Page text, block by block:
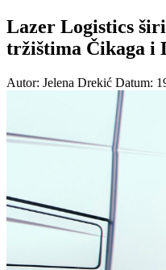
Lazer Logistics
tržištima Čikaga i
Autor: Jelena Drekić Datum: